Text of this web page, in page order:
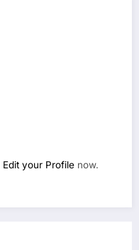
Edit your Profile now.